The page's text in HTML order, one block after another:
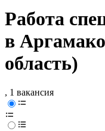
Работа
в
область)
, 1 вакансия